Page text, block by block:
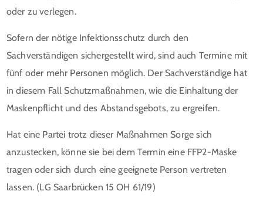
oder zu verlegen.
Sofern der nötige Infektionsschutz durch den
Sachverständigen sichergestellt wird, sind auch Termine mit
fünf oder mehr Personen möglich. Der Sachverständige hat
in diesem Fall Schutzmaßnahmen, wie die Einhaltung der
Maskenpflicht und des Abstandsgebots, zu ergreifen.
Hat eine Partei trotz dieser Maßnahmen Sorge sich
anzustecken, könne sie bei dem Termin eine FFP2-Maske
tragen oder sich durch eine geeignete Person vertreten
lassen. (LG Saarbrücken 15 OH 61/19)